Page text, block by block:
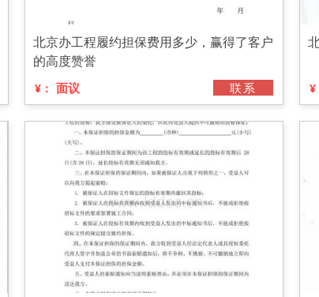
北京办工程履约担保费用多少，赢得了客户
的高度赞誉
¥： 面议 联系 ¥